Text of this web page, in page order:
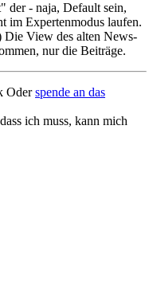
- naja, Default sein,
im Expertenmodus laufen.
Die View des alten News-
nur die Beiträge.
Oderspende an das
ich muss, kann mich